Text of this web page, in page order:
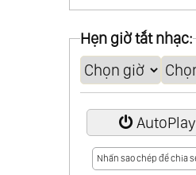
Hẹn giờ tắt nhạc:
AutoPlay